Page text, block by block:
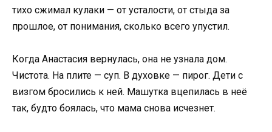
тихо сжимал кулаки — от усталости, от стыда за
прошлое, от понимания, сколько всего упустил.
Когда Анастасия вернулась, она не узнала дом.
Чистота. На плите — суп. В духовке — пирог. Дети с
визгом бросились к ней. Машутка вцепилась в неё
так, будто боялась, что мама снова исчезнет.